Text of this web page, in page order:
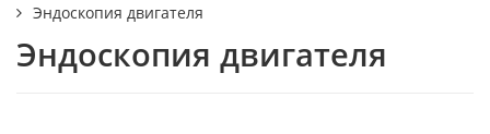
Эндоскопия двигателя
Эндоскопия двигателя